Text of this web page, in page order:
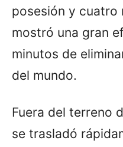
posesión y cuatro
mostró una gran
minutos de
del mundo.
Fuera del terreno
se trasladó